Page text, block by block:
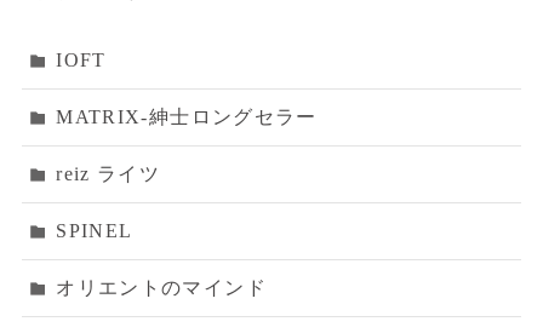
IOFT
MATRIX‐紳士ロングセラー
reiz ライツ
SPINEL
オリエントのマインド